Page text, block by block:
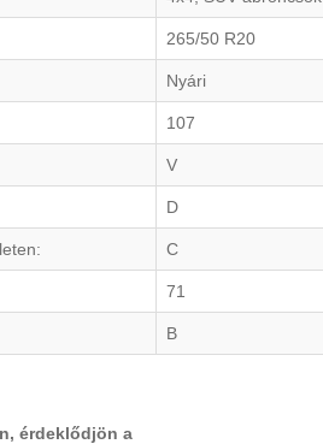
265/50 R20
Nyári
107
V
D
C
71
B
érdeklődjön a